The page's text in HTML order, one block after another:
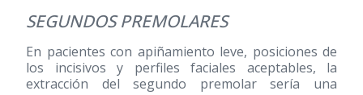
SEGUNDOS PREMOLARES
En pacientes con apiñamiento leve, posiciones de
los incisivos y perfiles faciales aceptables, la
extracción del segundo premolar sería una